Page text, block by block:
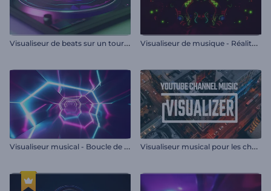
V
isualiseur de beats sur un tourne-disque V
isualiseur de musique - Réalité ethnique
V
isualiseur musical - Boucle de néon V
isualiseur musical pour les chaînes YouTube